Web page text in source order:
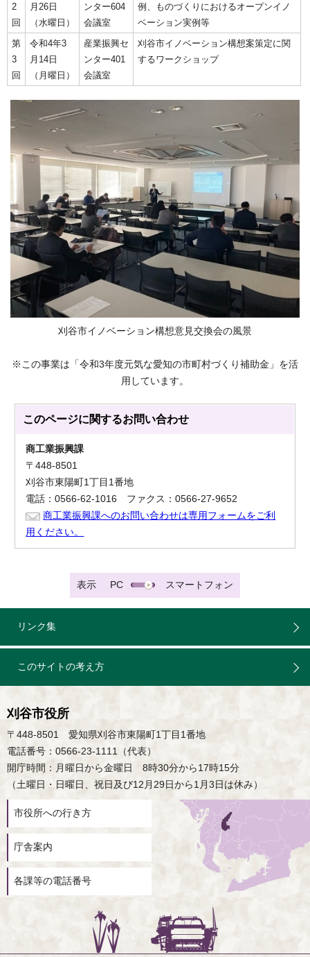
2
回
月26日
（水曜日）
ンター604
会議室
例、ものづくりにおけるオープンイノ
ベーション実例等
第
3
回
令和4年3
月14日
（月曜日）
産業振興セ
ンター401
会議室
刈谷市イノベーション構想案策定に関
するワークショップ
刈谷市イノベーション構想意見交換会の風景
※この事業は「令和3年度元気な愛知の市町村づくり補助金」を活
用しています。
このページに関するお問い合わせ
商工業振興課
〒448-8501
刈谷市東陽町1丁目1番地
電話：0566-62-1016 ファクス：0566-27-9652
商工業振興課へのお問い合わせは専用フォームをご利
用ください。
表示 PC スマートフォン
リンク集
このサイトの考え方
刈谷市役所
〒448-8501 愛知県刈谷市東陽町1丁目1番地
電話番号：0566-23-1111（代表）
開庁時間：月曜日から金曜日 8時30分から17時15分
（土曜日・日曜日、祝日及び12月29日から1月3日は休み）
市役所への行き方
庁舎案内
各課等の電話番号